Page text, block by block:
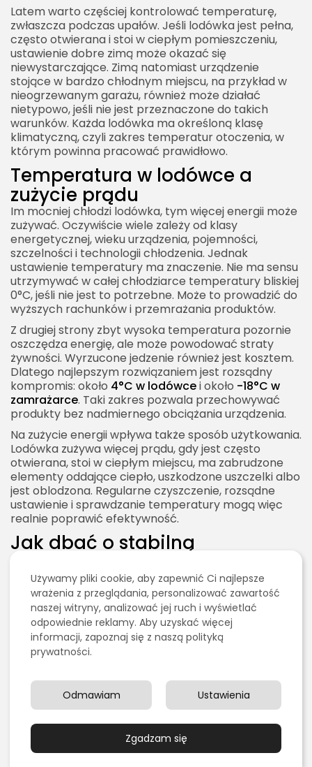
2026 Akademia Internetu Wszelkie prawa
zastrzeżone. Treści umieszczone na stronie
chronione są prawem autorskim.
Latem warto częściej kontrolować temperaturę,
zwłaszcza podczas upałów. Jeśli lodówka jest pełna,
często otwierana i stoi w ciepłym pomieszczeniu,
ustawienie dobre zimą może okazać się
niewystarczające. Zimą natomiast urządzenie
stojące w bardzo chłodnym miejscu, na przykład w
nieogrzewanym garażu, również może działać
nietypowo, jeśli nie jest przeznaczone do takich
warunków. Każda lodówka ma określoną klasę
klimatyczną, czyli zakres temperatur otoczenia, w
którym powinna pracować prawidłowo.
Temperatura w lodówce a
zużycie prądu
Im mocniej chłodzi lodówka, tym więcej energii może
zużywać. Oczywiście wiele zależy od klasy
energetycznej, wieku urządzenia, pojemności,
szczelności i technologii chłodzenia. Jednak
ustawienie temperatury ma znaczenie. Nie ma sensu
utrzymywać w całej chłodziarce temperatury bliskiej
0°C, jeśli nie jest to potrzebne. Może to prowadzić do
wyższych rachunków i przemrażania produktów.
Z drugiej strony zbyt wysoka temperatura pozornie
oszczędza energię, ale może powodować straty
żywności. Wyrzucone jedzenie również jest kosztem.
Dlatego najlepszym rozwiązaniem jest rozsądny
kompromis: około 4°C w lodówcei około -18°C w
zamrażarce. Taki zakres pozwala przechowywać
produkty bez nadmiernego obciążania urządzenia.
Na zużycie energii wpływa także sposób użytkowania.
Lodówka zużywa więcej prądu, gdy jest często
otwierana, stoi w ciepłym miejscu, ma zabrudzone
elementy oddające ciepło, uszkodzone uszczelki albo
jest oblodzona. Regularne czyszczenie, rozsądne
ustawienie i sprawdzanie temperatury mogą więc
realnie poprawić efektywność.
Jak dbać o stabilną
Stabilna temperatura jest kluczowa dla jakości
przechowywania. Lodówka nie powinna być stale
otwierana bez potrzeby. Warto planować, co
chcemy wyjąć, zamiast długo przeglądać półki przy
otwartych drzwiach. Produkty powinny być ułożone
tak, aby łatwo było je znaleźć. Chaos w lodówce
zwykle oznacza dłuższe otwieranie drzwi i większe
wahania temperatury.
Nie należy wkładać do środka gorących potraw.
Najpierw trzeba je przestudzić, ale nie zostawiać na
blacie przez zbyt długi czas. Dobrym rozwiązaniem
jest przełożenie jedzenia do mniejszych pojemników,
dzięki czemu szybciej traci nadmiar ciepła i szybciej
Używamy pliki cookie, aby zapewnić Ci najlepsze
wrażenia z przeglądania, personalizować zawartość
naszej witryny, analizować jej ruch i wyświetlać
odpowiednie reklamy. Aby uzyskać więcej
informacji, zapoznaj się z naszą polityką
prywatności.
Zgadzam się
Ustawienia
Odmawiam